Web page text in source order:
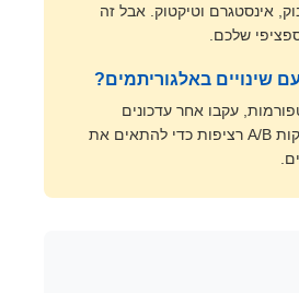
אינסטגרם וטיקטוק. אבל זה
שלכם.
שינויים באלגוריתמים?
עקבו אחר עדכונים
רשמיים, ובצעו בדיקות A/B רציפות כדי להתאים את